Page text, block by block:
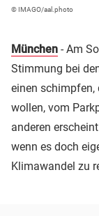
© IMAGO/aal.photo
München - Am
Stimmung bei
einen schimpfen,
wollen, vom
anderen
wenn es doch
Klimawandel zu